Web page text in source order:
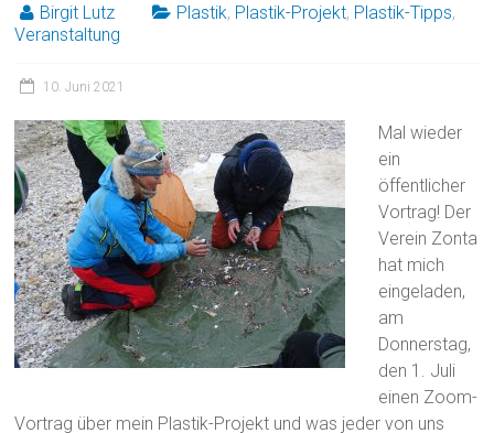
Birgit Lutz Plastik, Plastik-Projekt, Plastik-Tipps,
Veranstaltung
10. Juni 2021
Mal wieder
ein
öffentlicher
Vortrag! Der
Verein Zonta
hat mich
eingeladen,
am
Donnerstag,
den 1. Juli
einen Zoom-
Vortrag über mein Plastik-Projekt und was jeder von uns